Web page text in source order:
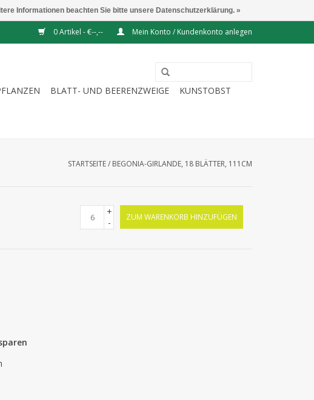
0 Artikel - €--,-- Mein Konto / Kundenkonto anlegen
BLATT- UND BEERENZWEIGE
KUNSTOBST
STARTSEITE/ BEGONIA-GIRLANDE, 18 BLÄTTER, 111CM
+
-
ZUM WARENKORB HINZUFÜGEN
Informationen beachten Sie bitte unsere Datenschutzerklärung. »